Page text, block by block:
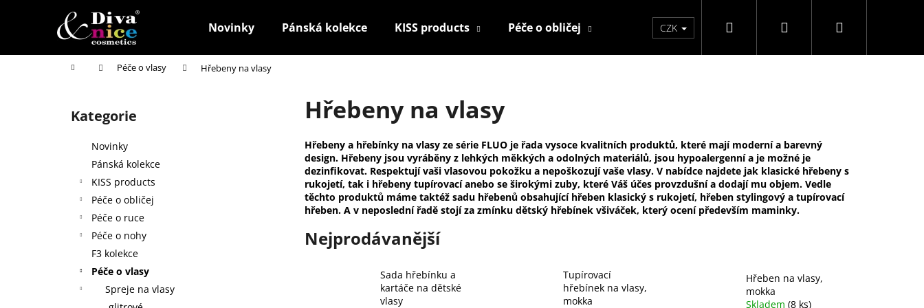
Novinky Pánská kolekce KISS products Péče o obličej Péče o ruce Péče o nohy F3 kolekce
CZK Hledat PřihlášeníNákupní
Domů Péče o vlasy Hřebeny na vlasy
Přeskočit
kategorie
Kategorie
Novinky
Pánská kolekce
KISS products
Péče o obličej
Péče o ruce
Péče o nohy
F3 kolekce
Péče o vlasy
Spreje na vlasy
Hřebeny na vlasy
Hřebeny a hřebínky na vlasy ze série FLUO je řada vysoce kvalitních produktů, které mají moderní a barevný
design. Hřebeny jsou vyráběny z lehkých měkkých a odolných materiálů, jsou hypoalergenní a je možné je
dezinfikovat. Respektují vaši vlasovou pokožku a nepoškozují vaše vlasy. V nabídce najdete jak klasické hřebeny s
rukojetí, tak i hřebeny tupírovací anebo se širokými zuby, které Váš účes provzdušní a dodají mu objem. Vedle
těchto produktů máme taktéž sadu hřebenů obsahující hřeben klasický s rukojetí, hřeben stylingový a tupírovací
hřeben. A v neposlední řadě stojí za zmínku dětský hřebínek všiváček, který ocení především maminky.
Nejprodávanější
Sada hřebínku a
kartáče na dětské
vlasy
Tupírovací
hřebínek na vlasy,
mokka
Hřeben na vlasy,
mokka
Skladem (8 ks)
í
Zpět
do
Zpět
do
HLEDAT
Doporučujeme
HOUBIČKA NA MAKE-UP, KULATÁ
KONTUROVACÍ TUŽKA NA OČI NALEPOVACÍ UMĚLÉ NEHTY FM GIRLS +